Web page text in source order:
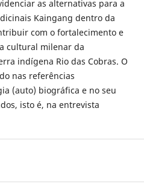
as alternativas para a
Kaingang dentro da
com o fortalecimento e
cultural milenar da
indígena Rio das Cobras. O
nas referências
(auto) biográfica e no seu
isto é, na entrevista